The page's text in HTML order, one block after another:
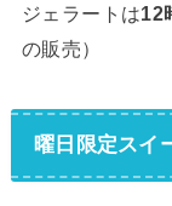
ジェラートは12
の販売）
曜日限定スイ